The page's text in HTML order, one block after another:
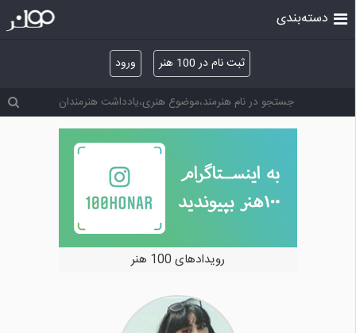
ثبت نام در 100 هنر ورود
دسته‌بندی
خرید و فروش آثار هنری